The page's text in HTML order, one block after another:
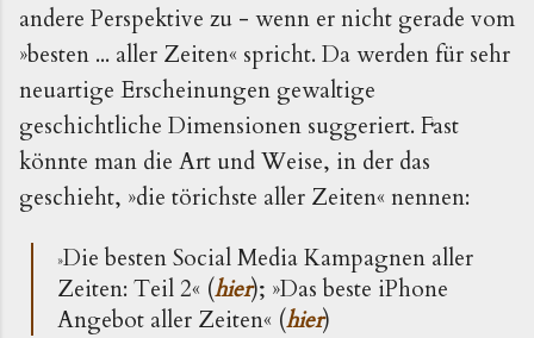
andere Perspektive zu - wenn er nicht gerade vom
»besten ... aller Zeiten« spricht. Da werden für sehr
neuartige Erscheinungen gewaltige
geschichtliche Dimensionen suggeriert. Fast
könnte man die Art und Weise, in der das
geschieht, »die törichste aller Zeiten« nennen:
»Die besten Social Media Kampagnen aller
Zeiten: Teil 2« (hier); »Das beste iPhone
Angebot aller Zeiten« (hier)